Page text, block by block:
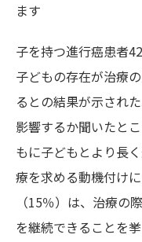
ます
子を持つ進行癌患者
子どもの存在が治療
るとの結果が示され
影響するか聞いたと
もに子どもとより長
療を求める動機付け
（15％）は、治療の
を継続できることを